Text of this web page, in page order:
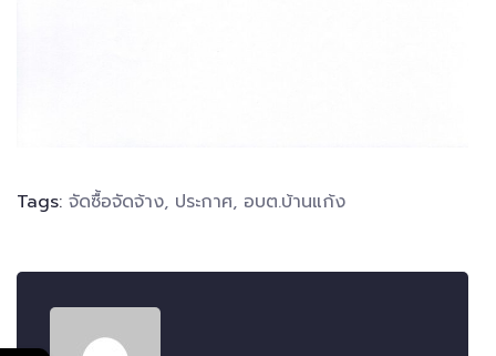
Tags: จัดซื้อจัดจ้าง, ประกาศ, อบต.บ้านแก้ง